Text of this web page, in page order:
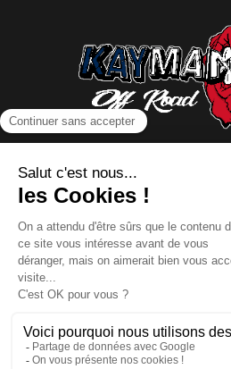
NOUS CONTACTER
INFORMATIONS
NOS PARTENAIRES
HORAIRES D'OUVERTURE